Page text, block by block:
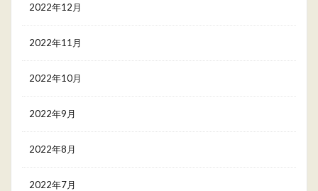
2022年12月
2022年11月
2022年10月
2022年9月
2022年8月
2022年7月